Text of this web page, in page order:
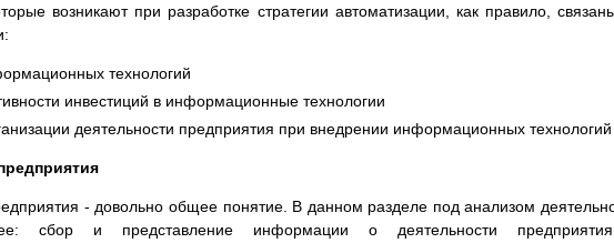
возникают при разработке стратегии автоматизации, как правило,
технологий
инвестиций в информационные технологии
деятельности предприятия при внедрении информационных технологий
- довольно общее понятие. В данном разделе под анализом
сбор и представление информации о деятельности